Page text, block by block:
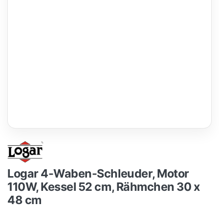
Logar 4-Waben-Schleuder, Motor
110W, Kessel 52 cm, Rähmchen 30 x
48 cm